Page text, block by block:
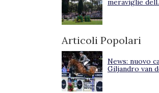
meraviglie
Articoli Popolari
News: nuovo
Giljandro van